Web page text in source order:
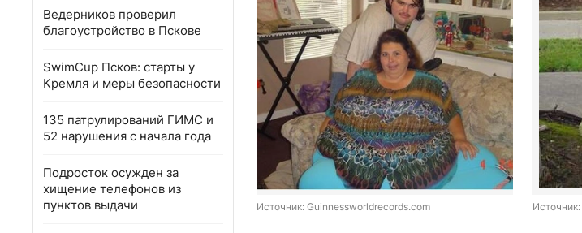
Ведерников проверил
благоустройство в Пскове
SwimCup Псков: старты у
Кремля и меры безопасности
135 патрулирований ГИМС и
52 нарушения с начала года
Подросток осужден за
хищение телефонов из
пунктов выдачи
Источник: Guinnessworldrecords.com Источник: